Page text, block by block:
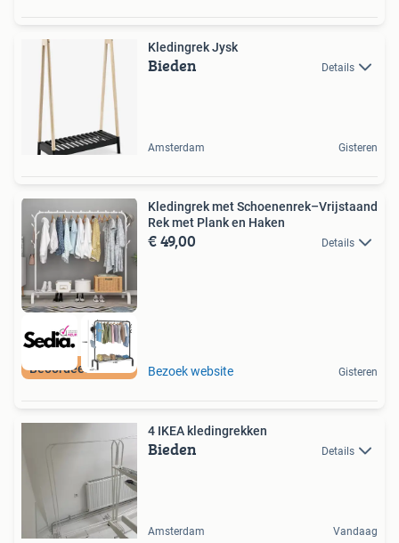
Kledingrek Jysk
Bieden Details
Amsterdam Gisteren
Kledingrek met Schoenenrek–Vrijstaand
Rek met Plank en Haken
€ 49,00 Details
Bezoek website Gisteren
4 IKEA kledingrekken
Bieden Details
Amsterdam Vandaag